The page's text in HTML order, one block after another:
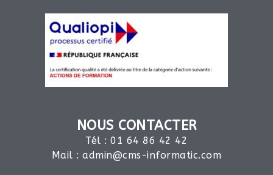
NOUS CONTACTER
Tél : 01 64 86 42 42
Mail :admin@cms-informatic.com